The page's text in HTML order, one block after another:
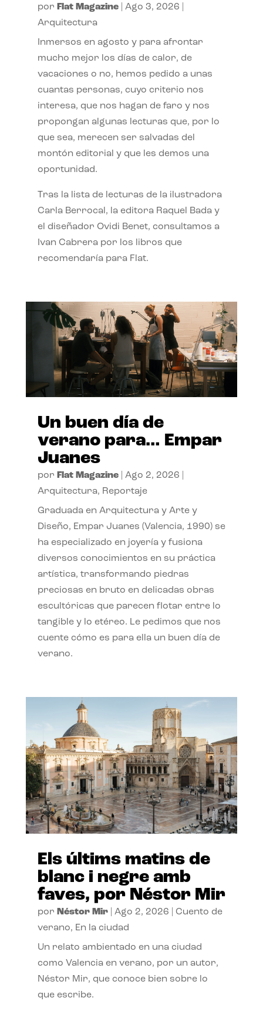
por Flat Magazine| Ago 3, 2026
Arquitectura
Inmersos en agosto y para afrontar
mucho mejor los días de calor, de
vacaciones o no, hemos pedido a unas
cuantas personas, cuyo criterio nos
interesa, que nos hagan de faro y nos
propongan algunas lecturas que, por lo
que sea, merecen ser salvadas del
montón editorial y que les demos una
oportunidad.
Tras la lista de lecturas de la ilustradora
Carla Berrocal, la editora Raquel Bada y
el diseñador Ovidi Benet, consultamos a
Ivan Cabrera por los libros que
recomendaría para Flat.
Un buen día de
verano para… Empar
Juanes
por Flat Magazine| Ago 2, 2026
Arquitectura, Reportaje
Graduada en Arquitectura y Arte y
Diseño, Empar Juanes (Valencia, 1990) se
ha especializado en joyería y fusiona
diversos conocimientos en su práctica
artística, transformando piedras
preciosas en bruto en delicadas obras
escultóricas que parecen flotar entre lo
tangible y lo etéreo. Le pedimos que nos
cuente cómo es para ella un buen día de
verano.
Els últims matins de
blanc i negre amb
faves, por Néstor Mir
por Néstor Mir| Ago 2, 2026
Cuento de
verano, En la ciudad
Un relato ambientado en una ciudad
como Valencia en verano, por un autor,
Néstor Mir, que conoce bien sobre lo
que escribe.